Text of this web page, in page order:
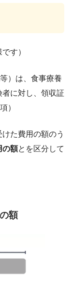
す）
）は、食事療養
に対し、領収証
）
た費用の額のう
の額とを区分して
額